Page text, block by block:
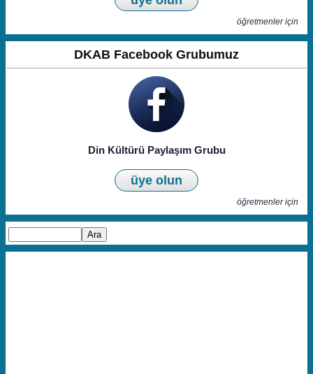
öğretmenler için
DKAB Facebook Grubumuz
Din Kültürü Paylaşım Grubu
üye olun
öğretmenler için